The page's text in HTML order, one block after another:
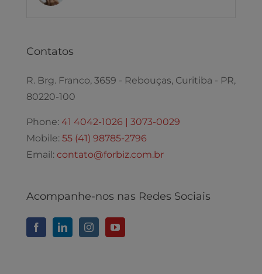
Contatos
R. Brg. Franco, 3659 - Rebouças, Curitiba - PR,
80220-100
Phone: 41 4042-1026 | 3073-0029
Mobile: 55 (41) 98785-2796
Email: contato@forbiz.com.br
Acompanhe-nos nas Redes Sociais